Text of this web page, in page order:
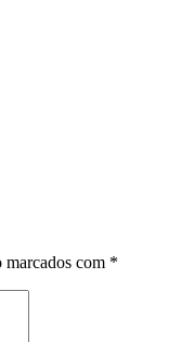
marcados com *